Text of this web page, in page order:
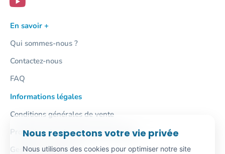
En savoir +
Qui sommes-nous ?
Contactez-nous
FAQ
Informations légales
Conditions générales de vente
Protection des données personnelles
Gestion des cookies
Nous respectons votre vie privée
Nous utilisons des cookies pour optimiser notre site